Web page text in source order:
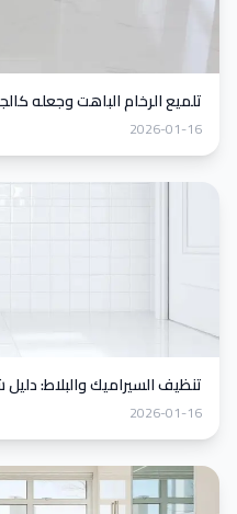
تلميع الرخام الباهت وجعله
2026-01-16
تنظيف السيراميك والبلاط: دليل
2026-01-16